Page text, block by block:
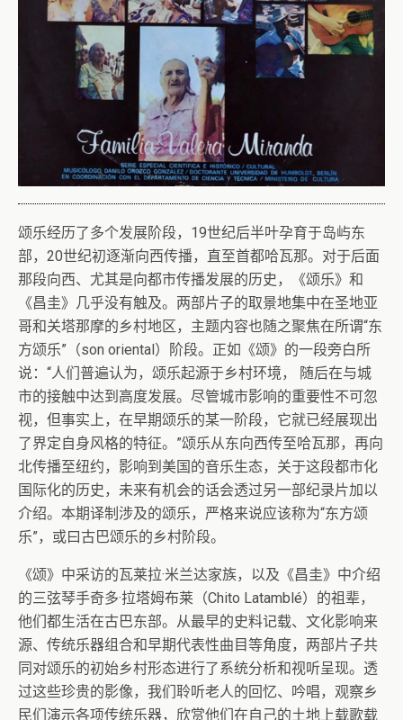
颂乐经历了多个发展阶段，19世纪后半叶孕育于岛屿东
部，20世纪初逐渐向西传播，直至首都哈瓦那。对于后面
那段向西、尤其是向都市传播发展的历史，《颂乐》和
《昌圭》几乎没有触及。两部片子的取景地集中在圣地亚
哥和关塔那摩的乡村地区，主题内容也随之聚焦在所谓“东
方颂乐”（son oriental）阶段。正如《颂》的一段旁白所
说：“人们普遍认为，颂乐起源于乡村环境， 随后在与城
市的接触中达到高度发展。尽管城市影响的重要性不可忽
视，但事实上，在早期颂乐的某一阶段，它就已经展现出
了界定自身风格的特征。”颂乐从东向西传至哈瓦那，再向
北传播至纽约，影响到美国的音乐生态，关于这段都市化
国际化的历史，未来有机会的话会透过另一部纪录片加以
介绍。本期译制涉及的颂乐，严格来说应该称为“东方颂
乐”，或曰古巴颂乐的乡村阶段。
《颂》中采访的瓦莱拉·米兰达家族，以及《昌圭》中介绍
的三弦琴手奇多·拉塔姆布莱（Chito Latamblé）的祖辈，
他们都生活在古巴东部。从最早的史料记载、文化影响来
源、传统乐器组合和早期代表性曲目等角度，两部片子共
同对颂乐的初始乡村形态进行了系统分析和视听呈现。透
过这些珍贵的影像，我们聆听老人的回忆、吟唱，观察乡
民们演示各项传统乐器，欣赏他们在自己的土地上载歌载